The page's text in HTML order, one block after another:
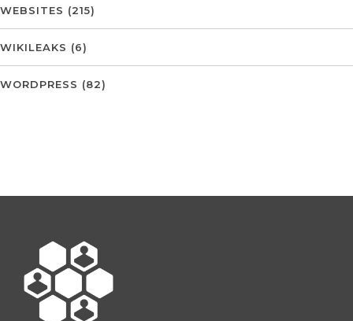
WEBSITES (215)
WIKILEAKS (6)
WORDPRESS (82)